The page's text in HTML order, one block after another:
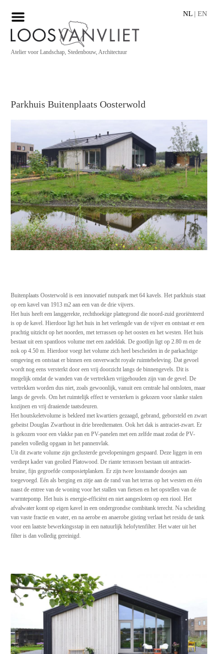
NL| EN
Atelier voor Landschap, Stedenbouw, Architectuur
Parkhuis Buitenplaats Oosterwold
Buitenplaats Oosterwold is een innovatief nutspark met 64 kavels. Het parkhuis staat
op een kavel van 1913 m2 aan een van de drie vijvers.
Het huis heeft een langgerekte, rechthoekige plattegrond die noord-zuid georiënteerd
is op de kavel. Hierdoor ligt het huis in het verlengde van de vijver en ontstaat er een
prachtig uitzicht op het noorden, met terrassen op het oosten en het westen. Het huis
bestaat uit een spantloos volume met een zadeldak. De gootlijn ligt op 2.80 m en de
nok op 4.50 m. Hierdoor voegt het volume zich heel bescheiden in de parkachtige
omgeving en ontstaat er binnen een onverwacht royale ruimtebeleving. Dat gevoel
wordt nog eens versterkt door een vrij doorzicht langs de binnengevels. Dit is
mogelijk omdat de wanden van de vertrekken vrijgehouden zijn van de gevel. De
vertrekken worden dus niet, zoals gewoonlijk, vanuit een centrale hal ontsloten, maar
langs de gevels. Om het ruimtelijk effect te versterken is gekozen voor slanke stalen
kozijnen en vrij draaiende taatsdeuren.
Het houtskeletvolume is bekleed met kwartiers gezaagd, gebrand, geborsteld en zwart
gebeitst Douglas Zwarthout in drie breedtematen. Ook het dak is antraciet-zwart. Er
is gekozen voor een vlakke pan en PV-panelen met een zelfde maat zodat de PV-
panelen volledig opgaan in het pannenvlak.
Uit dit zwarte volume zijn geclusterde gevelopeningen gespaard. Deze liggen in een
verdiept kader van geolied Platowood. De riante terrassen bestaan uit antraciet-
bruine, fijn gegroefde composietplanken. Er zijn twee losstaande doosjes aan
toegevoegd. Eén als berging en zitje aan de rand van het terras op het westen en één
naast de entree van de woning voor het stallen van fietsen en het opstellen van de
warmtepomp. Het huis is energie-efficiënt en niet aangesloten op een riool. Het
afvalwater komt op eigen kavel in een ondergrondse combitank terecht. Na scheiding
van vaste fractie en water, en na aerobe en anaerobe gisting verlaat het residu de tank
voor een laatste bewerkingsstap in een natuurlijk helofytenfilter. Het water uit het
filter is dan volledig gereinigd.